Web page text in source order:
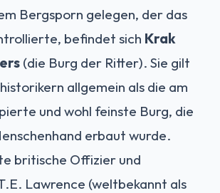
Bergsporn gelegen, der das
befindet sich Krak
(die Burg der Ritter). Sie gilt
allgemein als die am
und wohl feinste Burg, die
erbaut wurde.
britische Offizier und
Lawrence (weltbekannt als